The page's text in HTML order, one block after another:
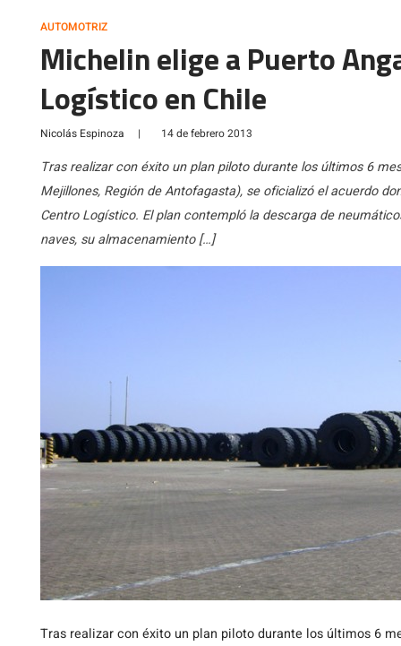
AUTOMOTRIZ
Michelin elige a Puerto
Logístico en Chile
Nicolás Espinoza | 14 de febrero 2013
Tras realizar con éxito un plan piloto durante los últimos 6
Mejillones, Región de Antofagasta), se oficializó el acuerdo
Centro Logístico. El plan contempló la descarga de
naves, su almacenamiento […]
Tras realizar con éxito un plan piloto durante los últimos 6